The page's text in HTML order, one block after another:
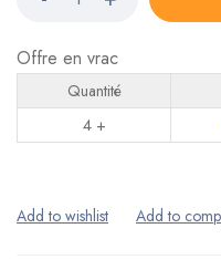
Offre en vrac
Quantité
4 +